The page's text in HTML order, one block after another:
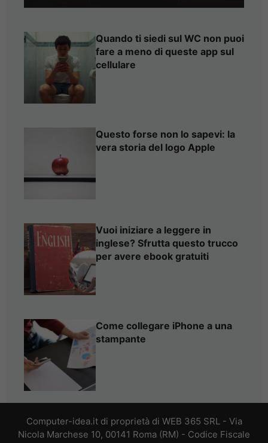
Quando ti siedi sul WC non puoi
fare a meno di queste app sul
cellulare
Questo forse non lo sapevi: la
vera storia del logo Apple
Vuoi iniziare a leggere in
inglese? Sfrutta questo trucco
per avere ebook gratuiti
Come collegare iPhone a una
stampante
Computer-idea.it di proprietà di WEB 365 SRL - Via
Nicola Marchese 10, 00141 Roma (RM) - Codice Fiscale